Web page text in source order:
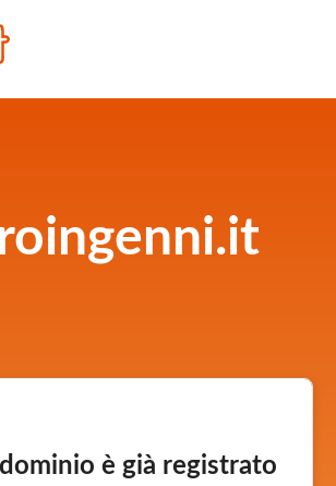
è già registrato